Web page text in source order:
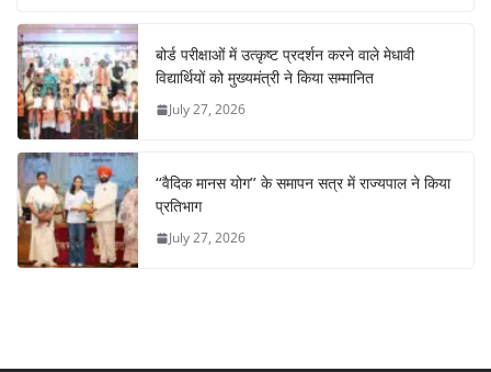
बोर्ड परीक्षाओं में उत्कृष्ट प्रदर्शन करने वाले मेधावी
विद्यार्थियों को मुख्यमंत्री ने किया सम्मानित
July 27, 2026
‘‘वैदिक मानस योग’’ के समापन सत्र में राज्यपाल ने किया
प्रतिभाग
July 27, 2026